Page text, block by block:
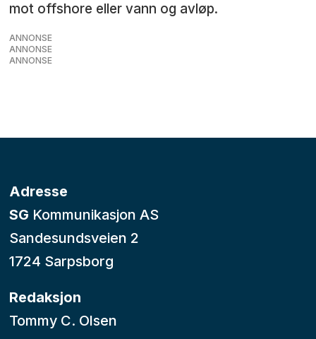
mot offshore eller vann og avløp.
ANNONSE
ANNONSE
ANNONSE
Adresse
SG Kommunikasjon AS
Sandesundsveien 2
1724 Sarpsborg
Redaksjon
Tommy C. Olsen